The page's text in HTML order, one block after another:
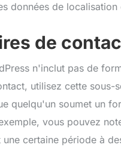
données de
de
n'inclut pas de
utilisez cette sous-
quelqu'un soumet un
vous pouvez
une certaine période à